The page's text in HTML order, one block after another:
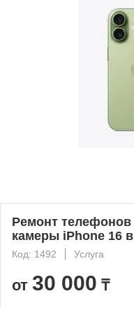
Ремонт
камеры iPhone 16
Код: 1492 Услуга
от 30 000 ₸